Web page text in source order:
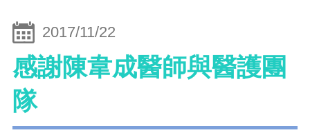
2017/11/22
感謝陳韋成醫師與醫護團
隊